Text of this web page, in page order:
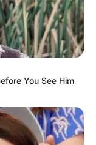
You See Him